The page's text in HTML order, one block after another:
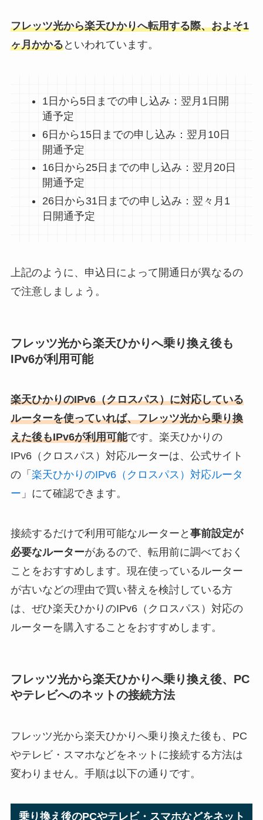
フレッツ光から楽天ひかりへ転用する際、およそ1
ヶ月かかるといわれています。
1日から5日までの申し込み：翌月1日開
通予定
6日から15日までの申し込み：翌月10日
開通予定
16日から25日までの申し込み：翌月20日
開通予定
26日から31日までの申し込み：翌々月1
日開通予定
上記のように、申込日によって開通日が異なるの
で注意しましょう。
フレッツ光から楽天ひかりへ乗り換え後も
IPv6が利用可能
楽天ひかりのIPv6（クロスパス）に対応している
ルーターを使っていれば、フレッツ光から乗り換
えた後もIPv6が利用可能です。楽天ひかりの
IPv6（クロスパス）対応ルーターは、公式サイト
の「 楽天ひかりのIPv6（クロスパス）対応ルータ
ー 」にて確認できます。
接続するだけで利用可能なルーターと 事前設定が
必要なルーターがあるので、転用前に調べておく
ことをおすすめします。現在使っているルーター
が古いなどの理由で買い替えを検討している方
は、ぜひ楽天ひかりのIPv6（クロスパス）対応の
ルーターを購入することをおすすめします。
フレッツ光から楽天ひかりへ乗り換え後、PC
やテレビへのネットの接続方法
フレッツ光から楽天ひかりへ乗り換えた後も、PC
やテレビ・スマホなどをネットに接続する方法は
変わりません。手順は以下の通りです。
乗り換え後のPCやテレビ・スマホなどをネット